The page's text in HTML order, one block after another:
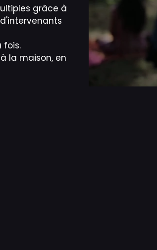
grâce à
fois.
la maison, en